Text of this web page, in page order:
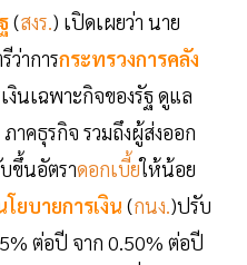
(สงร.) เปิดเผยว่า นาย
ว่าการกระทรวงการคลัง
นเฉพาะกิจของรัฐ ดูแล
าคธุรกิจ รวมถึงผู้ส่งออก
ขึ้นอัตราดอกเบี้ยให้น้อย
ยบายการเงิน (กนง.)ปรับ
ต่อปี จาก 0.50% ต่อปี